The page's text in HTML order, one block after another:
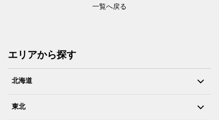
一覧へ戻る
エリアから探す
北海道
東北